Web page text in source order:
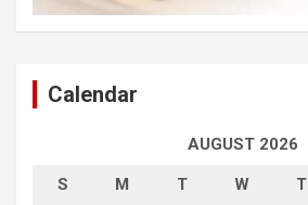
Calendar
AUGUST 2026
S M T W T